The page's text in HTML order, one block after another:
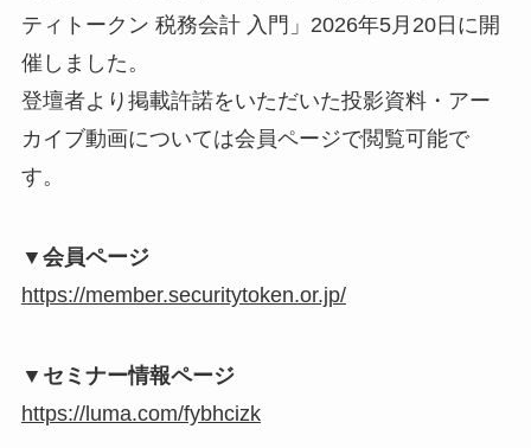
ティトークン 税務会計 入門」2026年5月20日に開
催しました。
登壇者より掲載許諾をいただいた投影資料・アー
カイブ動画については会員ページで閲覧可能で
す。
▼会員ページ
https://member.securitytoken.or.jp/
▼セミナー情報ページ
https://luma.com/fybhcizk